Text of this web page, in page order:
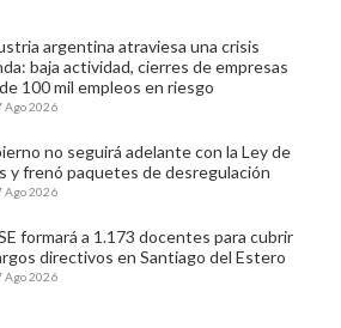
argentina atraviesa una crisis
baja actividad, cierres de empresas
100 mil empleos en riesgo
Ago 2026
no seguirá adelante con la Ley de
y frenó paquetes de desregulación
Ago 2026
formará a 1.173 docentes para cubrir
directivos en Santiago del Estero
Ago 2026